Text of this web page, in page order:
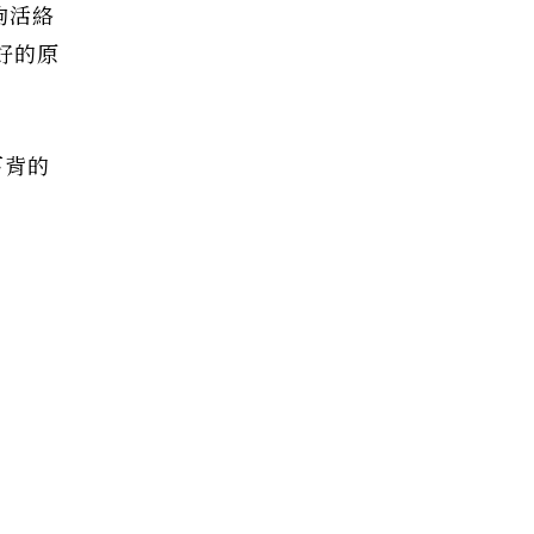
活絡
的原
的